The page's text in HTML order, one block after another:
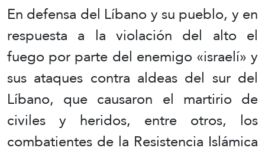
En defensa del Líbano y su pueblo, y en
respuesta a la violación del alto el
fuego por parte del enemigo «israelí» y
sus ataques contra aldeas del sur del
Líbano, que causaron el martirio de
civiles y heridos, entre otros, los
combatientes de la Resistencia Islámica